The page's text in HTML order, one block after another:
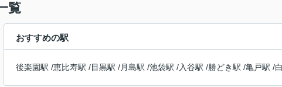
覧
おすすめの駅
後楽園駅 /恵比寿駅 /目黒駅 /月島駅 /池袋駅 /入谷駅 /勝どき駅 /亀戸駅 /